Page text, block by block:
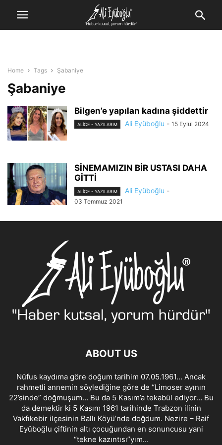
Home Tags Şabaniye
Şabaniye
Bilgen’e yapılan kadına şiddettir
ALİCE - YAZILARIM Ali Eyüboğlu - 15 Eylül 2024
SİNEMAMIZIN BİR USTASI DAHA
GİTTİ
ALİCE - YAZILARIM Ali Eyüboğlu -
03 Temmuz 2021
ABOUT US
Nüfus kaydıma göre doğum tarihim 07.05.1961… Ancak
rahmetli annemin söylediğine göre de “Limoser ayının
22’sinde” doğmuşum… Bu da 5 Kasım’a tekabül ediyor… Bu
da demektir ki 5 Kasım 1961 tarihinde Trabzon ilinin
Vakfıkebir ilçesinin Ballı Köyü’nde doğdum. Nezire – Raif
Eyüboğlu çiftinin altı çocuğundan en sonuncusu yani
“tekne kazıntısı”yım…